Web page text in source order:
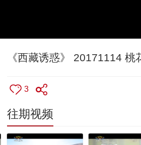
《西藏诱惑》 20171114 桃
3
往期视频